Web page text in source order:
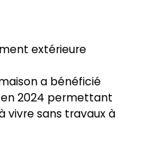
extérieure
a bénéficié
2024 permettant
vivre sans travaux à